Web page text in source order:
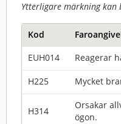
Ytterligare märkning kan
Kod
EUH014
Reagerar
H225 Mycket
H314
Orsakar
ögon.